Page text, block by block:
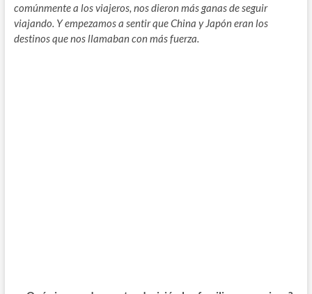
comúnmente a los viajeros, nos dieron más ganas de seguir
viajando. Y empezamos a sentir que China y Japón eran los
destinos que nos llamaban con más fuerza.